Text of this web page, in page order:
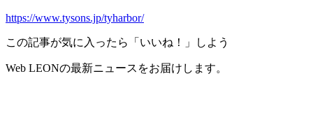
https://www.tysons.jp/tyharbor/
この記事が気に入ったら「いいね！」しよう
Web LEONの最新ニュースをお届けします。